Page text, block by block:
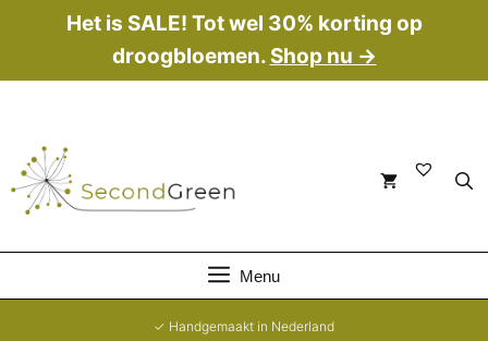
de
Het is SALE! Tot wel 30% korting op
droogbloemen. Shop nu →
Menu
✓ Handgemaakt in Nederland